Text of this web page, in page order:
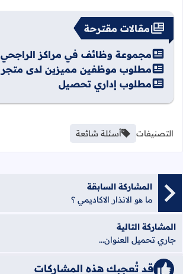
مقالات مقترحة
مجموعة وظائف في مراكز الراجحي
مطلوب موظفين مميزين لدى متجر SiNT للملابس
مطلوب إداري تحصيل
التصنيفات أسئلة شائعة
المشاركة السابقة
ما ھو الانذار الاكاديمي ؟
المشاركة التالية
جاري تحميل العنوان...
قد تُعجبك هذه المشاركات